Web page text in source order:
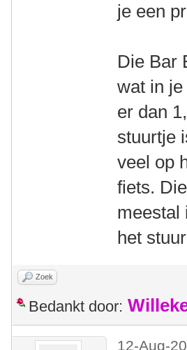
je een
Die Bar
wat in
er dan
stuurtje
veel op
fiets.
meestal
het
Zoek
Bedankt door:
12-Aug-